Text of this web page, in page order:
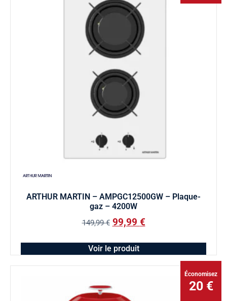
ARTHUR MARTIN – AMPGC12500GW – Plaque-
gaz – 4200W
149,99€ 99,99 €
Voir le produit
Économisez
20 €